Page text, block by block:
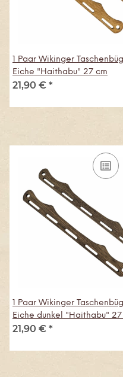
1 Paar Wikinger
Eiche "Haithabu" 27 cm
21,90 € *
1 Paar Wikinger
Eiche dunkel "Haithabu" 27
21,90 € *